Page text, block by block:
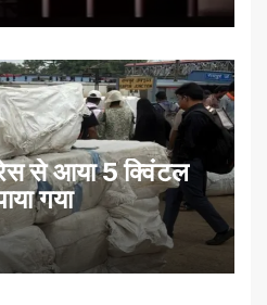
से आया 5 क्विंटल
गया